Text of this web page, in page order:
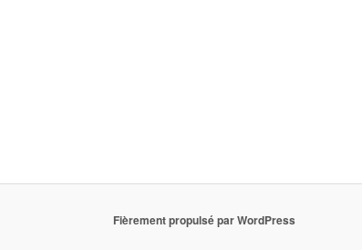
Fièrement propulsé par WordPress